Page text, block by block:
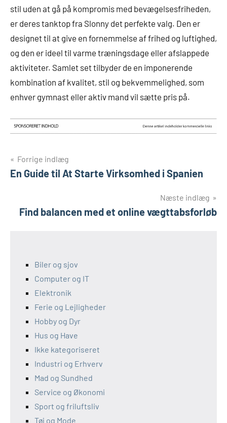
stil uden at gå på kompromis med bevægelsesfriheden,
er deres tanktop fra Slonny det perfekte valg. Den er
designet til at give en fornemmelse af frihed og luftighed,
og den er ideel til varme træningsdage eller afslappede
aktiviteter. Samlet set tilbyder de en imponerende
kombination af kvalitet, stil og bekvemmelighed, som
enhver gymnast eller aktiv mand vil sætte pris på.
Indlægsnavigation
Forrige indlæg
En Guide til At Starte Virksomhed i Spanien
Næste indlæg
Find balancen med et online vægttabsforløb
Biler og sjov
Computer og IT
Elektronik
Ferie og Lejligheder
Hobby og Dyr
Hus og Have
Ikke kategoriseret
Industri og Erhverv
Mad og Sundhed
Service og Økonomi
Sport og friluftsliv
Tøj og Mode